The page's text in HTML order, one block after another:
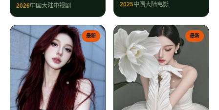
2026中国大陆电视剧 2025中国大陆电影
最新 最新